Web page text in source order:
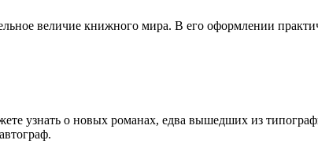
величие книжного мира. В его оформлении
узнать о новых романах, едва вышедших из